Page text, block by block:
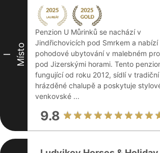
I Místo
Penzion U Můrinků se nachází v
Jindřichovicích pod Smrkem a nabízí
pohodové ubytování v malebném
pod Jizerskými horami. Tento
fungující od roku 2012, sídlí v tradiční
hrázděné chalupě a poskytuje
venkovské ...
9.8